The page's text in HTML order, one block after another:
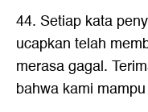
44. Setiap kata
ucapkan telah
merasa gagal.
bahwa kami